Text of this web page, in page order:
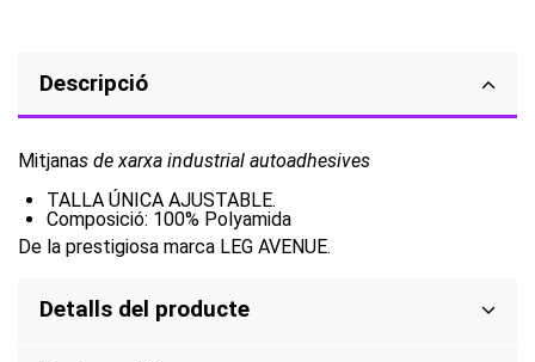
Descripció
Mitjanas de xarxa industrial autoadhesives
TALLA ÚNICA AJUSTABLE.
Composició: 100% Polyamida
De la prestigiosa marca LEG AVENUE.
Detalls del producte